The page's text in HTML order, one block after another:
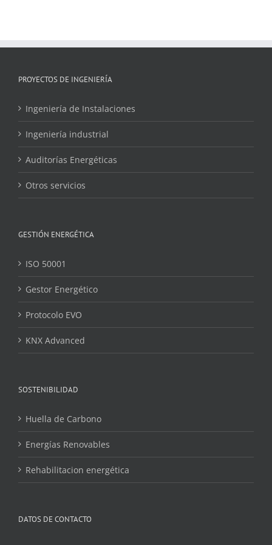
PROYECTOS DE INGENIERÍA
Ingeniería de Instalaciones
Ingeniería industrial
Auditorías Energéticas
Otros servicios
GESTIÓN ENERGÉTICA
ISO 50001
Gestor Energético
Protocolo EVO
KNX Advanced
SOSTENIBILIDAD
Huella de Carbono
Energías Renovables
Rehabilitacion energética
DATOS DE CONTACTO